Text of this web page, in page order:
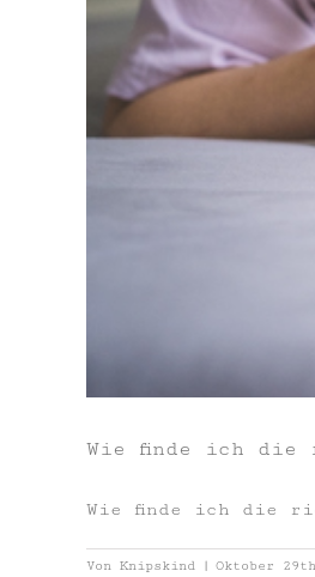
Wie finde ich die
Wie finde ich die
Von Knipskind | Oktober